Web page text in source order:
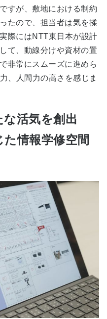
すが、敷地における制約
たので、担当者は気を揉
際にはNTT東日本が設計
て、動線分けや資材の置
非常にスムーズに進めら
、人間力の高さを感じま
活気を創出
情報学修空間